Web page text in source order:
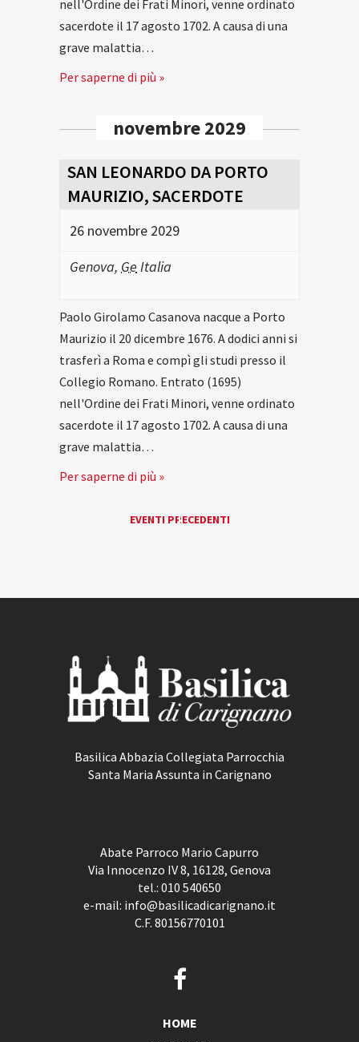
nell'Ordine dei Frati Minori, venne ordinato
sacerdote il 17 agosto 1702. A causa di una
grave malattia…
Per saperne di più »
novembre 2029
SAN LEONARDO DA PORTO
MAURIZIO, SACERDOTE
26 novembre 2029
Genova, Ge Italia
Paolo Girolamo Casanova nacque a Porto
Maurizio il 20 dicembre 1676. A dodici anni si
trasferì a Roma e compì gli studi presso il
Collegio Romano. Entrato (1695)
nell'Ordine dei Frati Minori, venne ordinato
sacerdote il 17 agosto 1702. A causa di una
grave malattia…
Per saperne di più »
EVENTI PRECEDENTI
Basilica Abbazia Collegiata Parrocchia
Santa Maria Assunta in Carignano
Abate Parroco Mario Capurro
Via Innocenzo IV 8, 16128, Genova
tel.: 010 540650
e-mail: info@basilicadicarignano.it
C.F. 80156770101
HOME